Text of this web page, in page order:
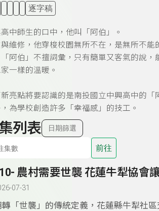
逐字稿
中師生的口中，他叫「阿伯」。
維修，他穿梭校園無所不在，是無所不能
阿伯」不擅詞彙，只有簡單又客氣的說
一樣的溫暖。
亮點將要認識的是南投國立中興高中的
為學校創造許多「幸福感」的技工。
列表 日期篩選
前往
農村需要世襲 花蓮牛犁協會
07-31
轉「世襲」的傳統定義，花蓮縣牛犁社